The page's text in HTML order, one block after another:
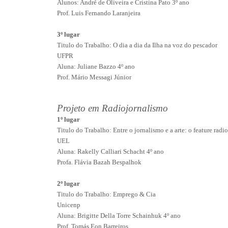
Alunos: André de Oliveira e Cristina Pato 3º ano
Prof. Luis Fernando Laranjeira
3º lugar
Titulo do Trabalho: O dia a dia da Ilha na voz do pescador
UFPR
Aluna: Juliane Bazzo 4º ano
Prof. Mário Messagi Júnior
Projeto em Radiojornalismo
1º lugar
Titulo do Trabalho: Entre o jornalismo e a arte: o feature
UEL
Aluna: Rakelly Calliari Schacht 4º ano
Profa. Flávia Bazah Bespalhok
2º lugar
Titulo do Trabalho: Emprego & Cia
Unicenp
Aluna: Brigitte Della Torre Schainhuk 4º ano
Prof. Tomás Eon Barreiros